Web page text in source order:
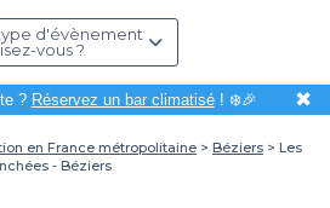
d'évènement
vous ?
? Réservez un bar climatisé! ❄️🎉 ✖
en France métropolitaine Béziers
Les
- Béziers